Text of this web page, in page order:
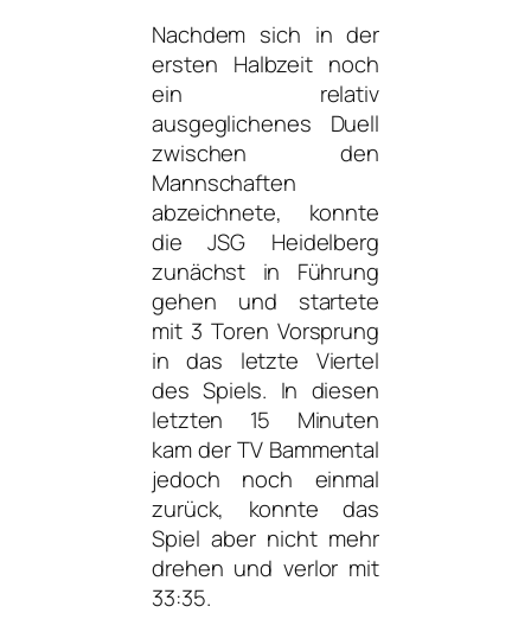
Nachdem sich in der
ersten Halbzeit noch
ein relativ
ausgeglichenes Duell
zwischen den
Mannschaften
abzeichnete, konnte
die JSG Heidelberg
zunächst in Führung
gehen und startete
mit 3 Toren Vorsprung
in das letzte Viertel
des Spiels. In diesen
letzten 15 Minuten
kam der TV Bammental
jedoch noch einmal
zurück, konnte das
Spiel aber nicht mehr
drehen und verlor mit
33:35.